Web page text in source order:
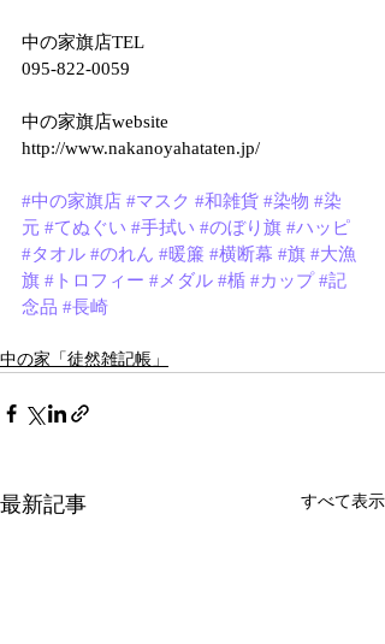
中の家旗店TEL
095-822-0059
中の家旗店website
http://www.nakanoyahataten.jp/
#中の家旗店 #マスク #和雑貨 #染物 #染
元 #てぬぐい #手拭い #のぼり旗 #ハッピ
#タオル #のれん #暖簾 #横断幕 #旗 #大漁
旗 #トロフィー #メダル #楯 #カップ #記
念品 #長崎
中の家「徒然雑記帳」
最新記事 すべて表示